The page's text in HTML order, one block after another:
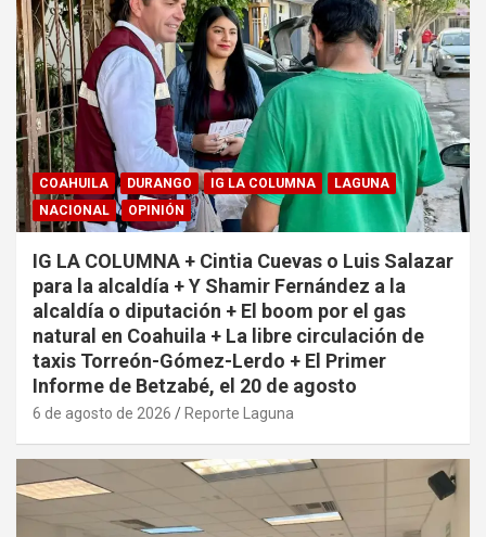
COAHUILA DURANGO IG LA COLUMNA
LAGUNA
NACIONAL
OPINIÓN
IG LA COLUMNA + Cintia Cuevas o Luis Salazar
para la alcaldía + Y Shamir Fernández a la
alcaldía o diputación + El boom por el gas
natural en Coahuila + La libre circulación de
taxis Torreón-Gómez-Lerdo + El Primer
Informe de Betzabé, el 20 de agosto
6 de agosto de 2026 Reporte Laguna